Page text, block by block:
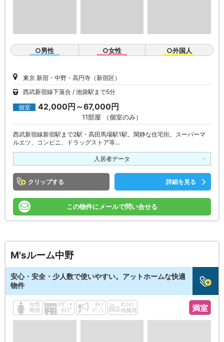
○男性 ○女性 ○外国人
東京 新宿・中野・高円寺（新宿区）
西武新宿線下落合
池袋駅まで5分
個室 42,000円～67,000円
11部屋 （個室のみ）
西武新宿線新宿駅まで2駅・高田馬場駅1駅。閑静な住宅街。スーパーマ
ルエツ、コンビニ、ドラッグストア等…
入居者データ
クリップ 詳細を見る
この物件にメールで問い合せる
M'sルーム中野
安心・安全・少人数で使いやすい。アットホームな快適
物件
満室